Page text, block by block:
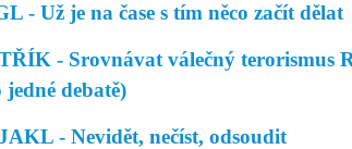
- Už je na čase s tím něco začít dělat
- Srovnávat válečný terorismus
debatě)
- Nevidět, nečíst, odsoudit